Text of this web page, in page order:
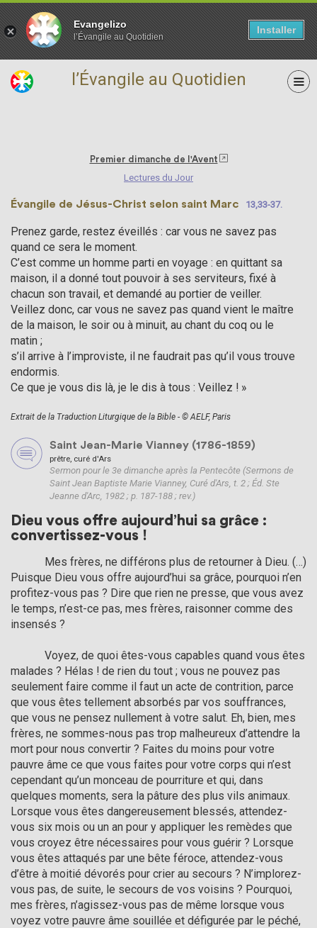
Evangelizo
l’Évangile au Quotidien
Installer
l’Évangile au Quotidien 03 décembre
Premier dimanche de l'Avent
Lectures du Jour
Évangile de Jésus-Christ selon saint Marc 13,33-37.
Prenez garde, restez éveillés : car vous ne savez pas
quand ce sera le moment.
C’est comme un homme parti en voyage : en quittant sa
maison, il a donné tout pouvoir à ses serviteurs, fixé à
chacun son travail, et demandé au portier de veiller.
Veillez donc, car vous ne savez pas quand vient le maître
de la maison, le soir ou à minuit, au chant du coq ou le
matin ;
s’il arrive à l’improviste, il ne faudrait pas qu’il vous trouve
endormis.
Ce que je vous dis là, je le dis à tous : Veillez ! »
Extrait de la Traduction Liturgique de la Bible - © AELF, Paris
Saint Jean-Marie Vianney (1786-1859)
prêtre, curé d'Ars
Sermon pour le 3e dimanche après la Pentecôte (Sermons de
Saint Jean Baptiste Marie Vianney, Curé d'Ars, t. 2 ; Éd. Ste
Jeanne d'Arc, 1982 ; p. 187-188 ; rev.)
Dieu vous offre aujourd’hui sa grâce :
convertissez-vous !
Puisque Dieu vous offre aujourd’hui sa grâce, pourquoi n’en
profitez-vous pas ? Dire que rien ne presse, que vous avez
le temps, n’est-ce pas, mes frères, raisonner comme des
insensés ?
malades ? Hélas ! de rien du tout ; vous ne pouvez pas
seulement faire comme il faut un acte de contrition, parce
que vous êtes tellement absorbés par vos souffrances,
que vous ne pensez nullement à votre salut. Eh, bien, mes
frères, ne sommes-nous pas trop malheureux d’attendre la
mort pour nous convertir ? Faites du moins pour votre
pauvre âme ce que vous faites pour votre corps qui n’est
cependant qu’un monceau de pourriture et qui, dans
quelques moments, sera la pâture des plus vils animaux.
Lorsque vous êtes dangereusement blessés, attendez-
vous six mois ou un an pour y appliquer les remèdes que
vous croyez être nécessaires pour vous guérir ? Lorsque
vous êtes attaqués par une bête féroce, attendez-vous
d’être à moitié dévorés pour crier au secours ? N’implorez-
vous pas, de suite, le secours de vos voisins ? Pourquoi,
mes frères, n’agissez-vous pas de même lorsque vous
voyez votre pauvre âme souillée et défigurée par le péché,